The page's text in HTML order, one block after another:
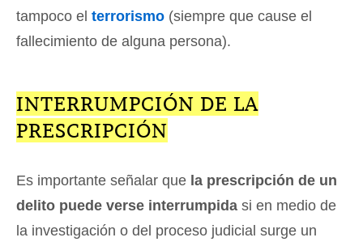
tampoco el terrorismo (siempre que cause el
fallecimiento de alguna persona).
INTERRUMPCIÓN DE LA
PRESCRIPCIÓN
Es importante señalar que la prescripción de un
delito puede verse interrumpida si en medio de
la investigación o del proceso judicial surge un